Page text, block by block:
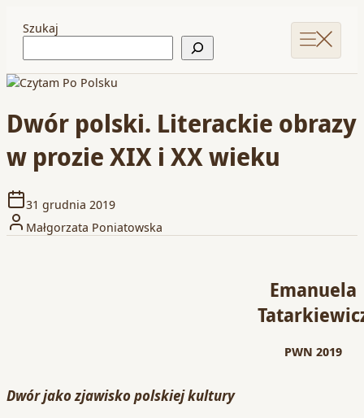
Szukaj
Dwór polski. Literackie obrazy
w prozie XIX i XX wieku
31 grudnia 2019
Małgorzata Poniatowska
Emanuela
PWN 2019
Dwór jako zjawisko polskiej kultury